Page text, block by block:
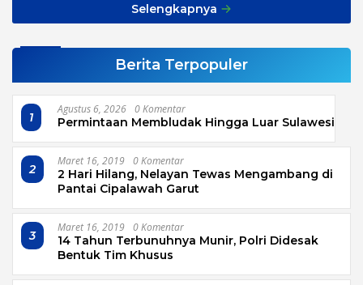
Selengkapnya
Berita Terpopuler
1
Agustus 6, 2026 0 Komentar
Permintaan Membludak Hingga Luar Sulawesi
2
Maret 16, 2019 0 Komentar
2 Hari Hilang, Nelayan Tewas Mengambang di
Pantai Cipalawah Garut
3
Maret 16, 2019 0 Komentar
14 Tahun Terbunuhnya Munir, Polri Didesak
Bentuk Tim Khusus